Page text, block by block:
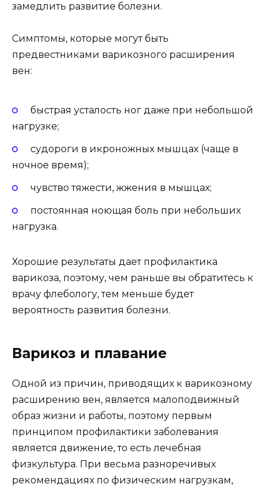
замедлить развитие болезни.
Симптомы, которые могут быть
предвестниками варикозного расширения
вен:
быстрая усталость ног даже при небольшой
нагрузке;
судороги в икроножных мышцах (чаще в
ночное время);
чувство тяжести, жжения в мышцах;
постоянная ноющая боль при небольших
нагрузка.
Хорошие результаты дает профилактика
варикоза, поэтому, чем раньше вы обратитесь к
врачу флебологу, тем меньше будет
вероятность развития болезни.
Варикоз и плавание
Одной из причин, приводящих к варикозному
расширению вен, является малоподвижный
образ жизни и работы, поэтому первым
принципом профилактики заболевания
является движение, то есть лечебная
физкультура. При весьма разноречивых
рекомендациях по физическим нагрузкам,